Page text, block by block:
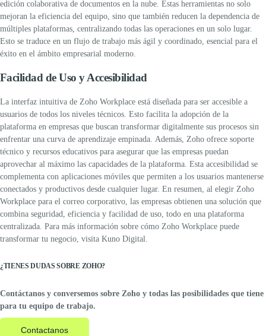
edición colaborativa de documentos en la nube. Estas herramientas no solo
mejoran la eficiencia del equipo, sino que también reducen la dependencia de
múltiples plataformas, centralizando todas las operaciones en un solo lugar.
Esto se traduce en un flujo de trabajo más ágil y coordinado, esencial para el
éxito en el ámbito empresarial moderno.
Facilidad de Uso y Accesibilidad
La interfaz intuitiva de Zoho Workplace está diseñada para ser accesible a
usuarios de todos los niveles técnicos. Esto facilita la adopción de la
plataforma en empresas que buscan transformar digitalmente sus procesos sin
enfrentar una curva de aprendizaje empinada. Además, Zoho ofrece soporte
técnico y recursos educativos para asegurar que las empresas puedan
aprovechar al máximo las capacidades de la plataforma. Esta accesibilidad se
complementa con aplicaciones móviles que permiten a los usuarios mantenerse
conectados y productivos desde cualquier lugar. En resumen, al elegir Zoho
Workplace para el correo corporativo , las empresas obtienen una solución que
combina seguridad, eficiencia y facilidad de uso, todo en una plataforma
centralizada. Para más información sobre cómo Zoho Workplace puede
transformar tu negocio, visita Kuno Digital
¿TIENES DUDAS SOBRE ZOHO?
Contáctanos y conversemos sobre Zoho y todas las posibilidades que tiene
para tu equipo de trabajo.
Contactanos